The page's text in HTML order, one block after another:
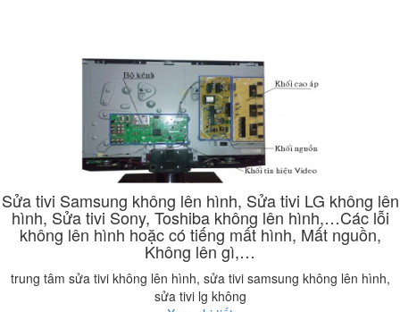
Sửa tivi Samsung không lên hình, Sửa tivi LG không lên
hình, Sửa tivi Sony, Toshiba không lên hình,…Các lỗi
không lên hình hoặc có tiếng mất hình, Mất nguồn,
Không lên gì,…
trung tâm sửa tivi không lên hình, sửa tivi samsung không lên hình,
sửa tivi lg không